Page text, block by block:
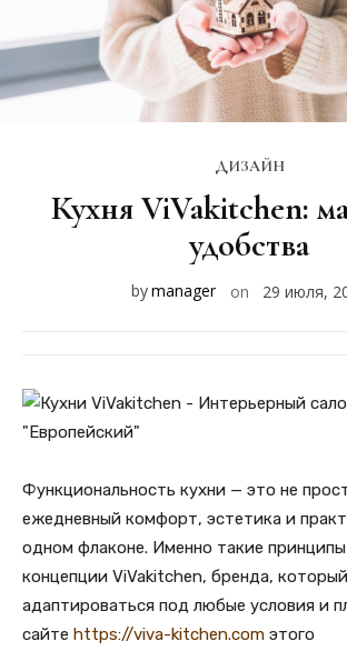
ДИЗАЙН
Кухня ViVakitchen:
удобства
bymanager on 29 июля,
Функциональность кухни — это не
ежедневный комфорт, эстетика и
одном флаконе. Именно такие
концепции ViVakitchen, бренда,
адаптироваться под любые условия и
сайте https://viva-kitchen.com этого